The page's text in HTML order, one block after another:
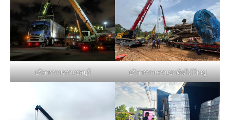
บริการรถเครนชลบุรี บริการรถเครนยกต้นไม้ใหญ่